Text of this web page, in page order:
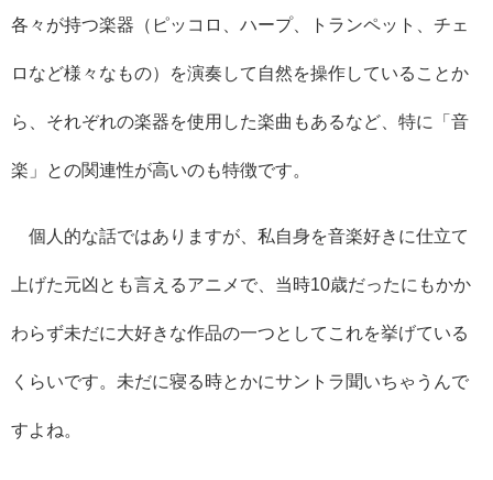
各々が持つ楽器（ピッコロ、ハープ、トランペット、チェ
ロなど様々なもの）を演奏して自然を操作していることか
ら、それぞれの楽器を使用した楽曲もあるなど、特に「音
楽」との関連性が高いのも特徴です。
個人的な話ではありますが、私自身を音楽好きに仕立て
上げた元凶とも言えるアニメで、当時10歳だったにもかか
わらず未だに大好きな作品の一つとしてこれを挙げている
くらいです。未だに寝る時とかにサントラ聞いちゃうんで
すよね。